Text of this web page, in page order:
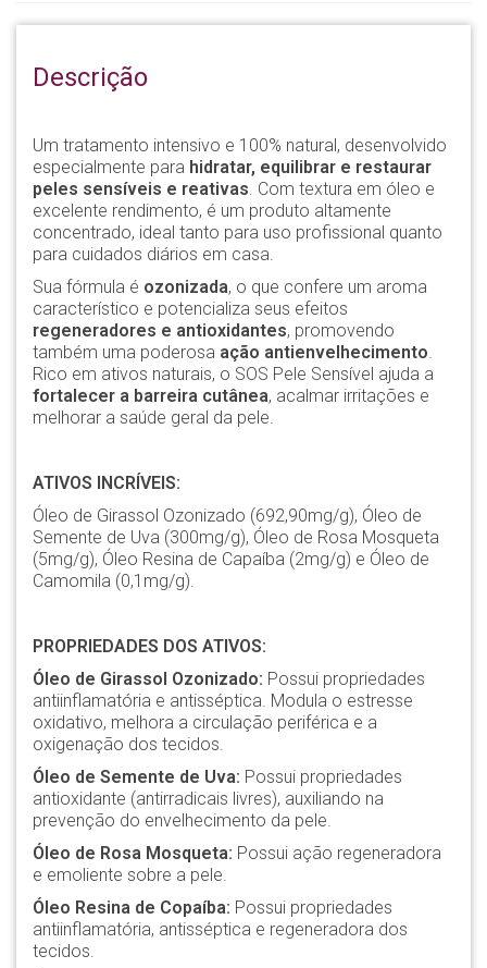
Descrição
Um tratamento intensivo e 100% natural, desenvolvido
especialmente para hidratar, equilibrar e restaurar
peles sensíveis e reativas. Com textura em óleo e
excelente rendimento, é um produto altamente
concentrado, ideal tanto para uso profissional quanto
para cuidados diários em casa.
Sua fórmula é ozonizada, o que confere um aroma
característico e potencializa seus efeitos
regeneradores e antioxidantes, promovendo
também uma poderosa ação antienvelhecimento.
Rico em ativos naturais, o SOS Pele Sensível ajuda a
fortalecer a barreira cutânea, acalmar irritações e
melhorar a saúde geral da pele.
ATIVOS INCRÍVEIS:
Óleo de Girassol Ozonizado (692,90mg/g), Óleo de
Semente de Uva (300mg/g), Óleo de Rosa Mosqueta
(5mg/g), Óleo Resina de Capaíba (2mg/g) e Óleo de
Camomila (0,1mg/g).
PROPRIEDADES DOS ATIVOS:
Óleo de Girassol Ozonizado: Possui propriedades
antiinflamatória e antisséptica. Modula o estresse
oxidativo, melhora a circulação periférica e a
oxigenação dos tecidos.
Óleo de Semente de Uva: Possui propriedades
antioxidante (antirradicais livres), auxiliando na
prevenção do envelhecimento da pele.
Óleo de Rosa Mosqueta: Possui ação regeneradora
e emoliente sobre a pele.
Óleo Resina de Copaíba: Possui propriedades
antiinflamatória, antisséptica e regeneradora dos
tecidos.